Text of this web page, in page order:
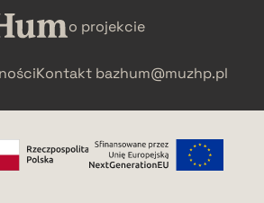
o projekcie
Kontakt bazhum@muzhp.pl